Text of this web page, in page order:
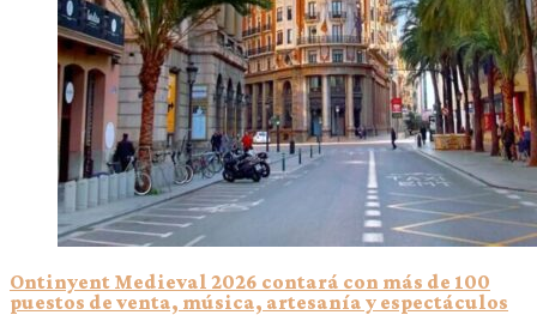
Ontinyent Medieval 2026 contará con más de 100
puestos de venta, música, artesanía y espectáculos